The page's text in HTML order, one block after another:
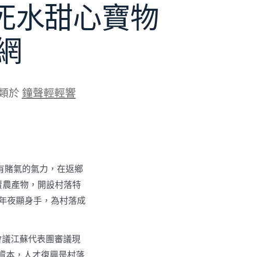
水甜心寶物
於 鐘聲輕輕響
賭氣的氣力，在返鄉
產物，開設村落特
夜顯身手，為村落成
江蘇代表團審議現